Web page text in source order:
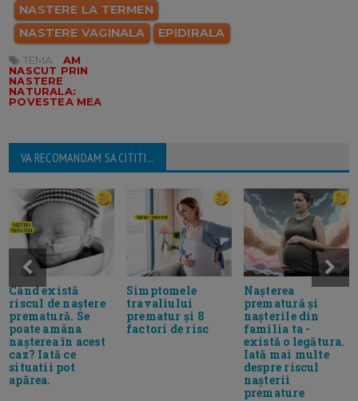
NASTERE LA TERMEN
NASTERE VAGINALA
EPIDIRALA
TEMA:
AM
NASCUT PRIN
NASTERE
NATURALA:
POVESTEA MEA
VA RECOMANDAM SA CITITI...
Când există
riscul de naștere
prematură. Se
poate amâna
nașterea în acest
caz? Iată ce
situatii pot
apărea.
Simptomele
travaliului
prematur și 8
factori de risc
Nașterea
prematură și
nașterile din
familia ta -
există o legătura.
Iată mai multe
despre riscul
nașterii
premature